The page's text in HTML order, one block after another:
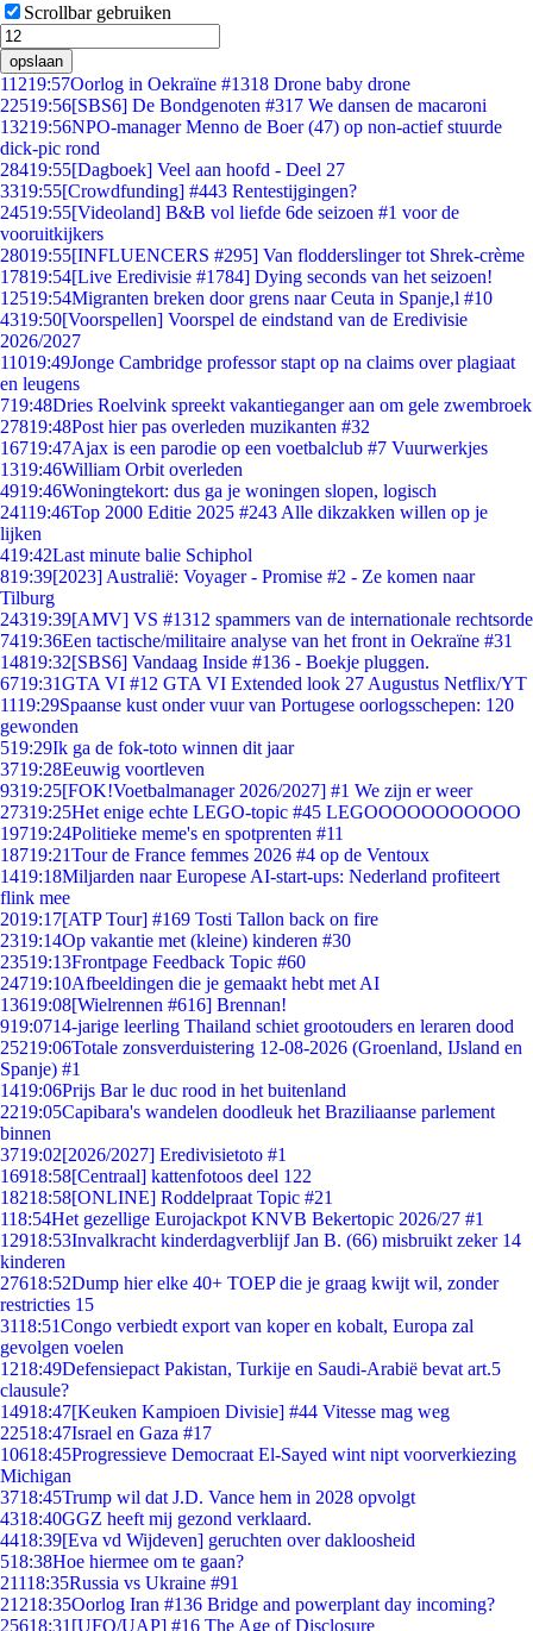
Scrollbar gebruiken
opslaan
11219:57Oorlog in Oekraïne #1318 Drone baby drone
22519:56[SBS6] De Bondgenoten #317 We dansen de macaroni
13219:56NPO-manager Menno de Boer (47) op non-actief stuurde
dick-pic rond
28419:55[Dagboek] Veel aan hoofd - Deel 27
3319:55[Crowdfunding] #443 Rentestijgingen?
24519:55[Videoland] B&B vol liefde 6de seizoen #1 voor de
vooruitkijkers
28019:55[INFLUENCERS #295] Van flodderslinger tot Shrek-crème
17819:54[Live Eredivisie #1784] Dying seconds van het seizoen!
12519:54Migranten breken door grens naar Ceuta in Spanje,l #10
4319:50[Voorspellen] Voorspel de eindstand van de Eredivisie
2026/2027
11019:49Jonge Cambridge professor stapt op na claims over plagiaat
en leugens
719:48Dries Roelvink spreekt vakantieganger aan om gele zwembroek
27819:48Post hier pas overleden muzikanten #32
16719:47Ajax is een parodie op een voetbalclub #7 Vuurwerkjes
1319:46William Orbit overleden
4919:46Woningtekort: dus ga je woningen slopen, logisch
24119:46Top 2000 Editie 2025 #243 Alle dikzakken willen op je
lijken
419:42Last minute balie Schiphol
819:39[2023] Australië: Voyager - Promise #2 - Ze komen naar
Tilburg
24319:39[AMV] VS #1312 spammers van de internationale rechtsorde
7419:36Een tactische/militaire analyse van het front in Oekraïne #31
14819:32[SBS6] Vandaag Inside #136 - Boekje pluggen.
6719:31GTA VI #12 GTA VI Extended look 27 Augustus Netflix/YT
1119:29Spaanse kust onder vuur van Portugese oorlogsschepen: 120
gewonden
519:29Ik ga de fok-toto winnen dit jaar
3719:28Eeuwig voortleven
9319:25[FOK!Voetbalmanager 2026/2027] #1 We zijn er weer
27319:25Het enige echte LEGO-topic #45 LEGOOOOOOOOOOO
19719:24Politieke meme's en spotprenten #11
18719:21Tour de France femmes 2026 #4 op de Ventoux
1419:18Miljarden naar Europese AI-start-ups: Nederland profiteert
flink mee
2019:17[ATP Tour] #169 Tosti Tallon back on fire
2319:14Op vakantie met (kleine) kinderen #30
23519:13Frontpage Feedback Topic #60
24719:10Afbeeldingen die je gemaakt hebt met AI
13619:08[Wielrennen #616] Brennan!
919:0714-jarige leerling Thailand schiet grootouders en leraren dood
25219:06Totale zonsverduistering 12-08-2026 (Groenland, IJsland en
Spanje) #1
1419:06Prijs Bar le duc rood in het buitenland
2219:05Capibara's wandelen doodleuk het Braziliaanse parlement
binnen
3719:02[2026/2027] Eredivisietoto #1
16918:58[Centraal] kattenfotoos deel 122
18218:58[ONLINE] Roddelpraat Topic #21
118:54Het gezellige Eurojackpot KNVB Bekertopic 2026/27 #1
12918:53Invalkracht kinderdagverblijf Jan B. (66) misbruikt zeker 14
kinderen
27618:52Dump hier elke 40+ TOEP die je graag kwijt wil, zonder
restricties 15
3118:51Congo verbiedt export van koper en kobalt, Europa zal
gevolgen voelen
1218:49Defensiepact Pakistan, Turkije en Saudi-Arabië bevat art.5
clausule?
14918:47[Keuken Kampioen Divisie] #44 Vitesse mag weg
22518:47Israel en Gaza #17
10618:45Progressieve Democraat El-Sayed wint nipt voorverkiezing
Michigan
3718:45Trump wil dat J.D. Vance hem in 2028 opvolgt
4318:40GGZ heeft mij gezond verklaard.
4418:39[Eva vd Wijdeven] geruchten over dakloosheid
518:38Hoe hiermee om te gaan?
21118:35Russia vs Ukraine #91
21218:35Oorlog Iran #136 Bridge and powerplant day incoming?
25618:31 [UFO/UAP] #16 The Age of Disclosure